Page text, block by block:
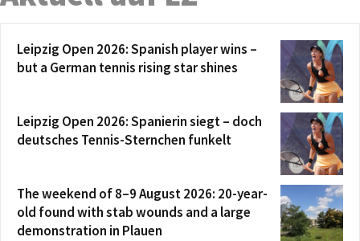
Leipzig Open 2026: Spanish player wins –
but a German tennis rising star shines
Leipzig Open 2026: Spanierin siegt – doch
deutsches Tennis-Sternchen funkelt
The weekend of 8–9 August 2026: 20-year-
old found with stab wounds and a large
demonstration in Plauen